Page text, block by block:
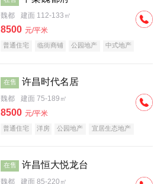
魏都 建面 112-133㎡
8500 元/平米
普通住宅 临街商铺 公园地产
中式地产
在售 许昌时代名居
魏都 建面 75-189㎡
8500 元/平米
普通住宅 洋房 公园地产
宜居生态地产
在售 许昌恒大悦龙台
魏都 建面 85-220㎡